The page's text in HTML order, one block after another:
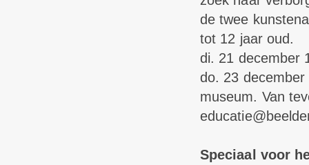
de twee
tot 12 jaar oud.
di. 21 december
do. 23
museum. Van
Speciaal voor